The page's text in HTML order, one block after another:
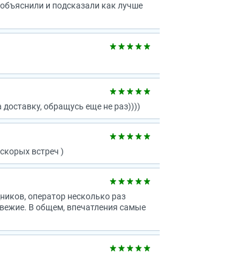
и подсказали как лучше
обращусь еще не раз))))
встреч )
оператор несколько раз
В общем, впечатления самые